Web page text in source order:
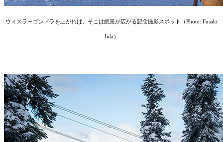
︎ウィスラーゴンドラを上がれば、そこは絶景が広がる記念撮影スポット（Photo: Fusaki
Iida）